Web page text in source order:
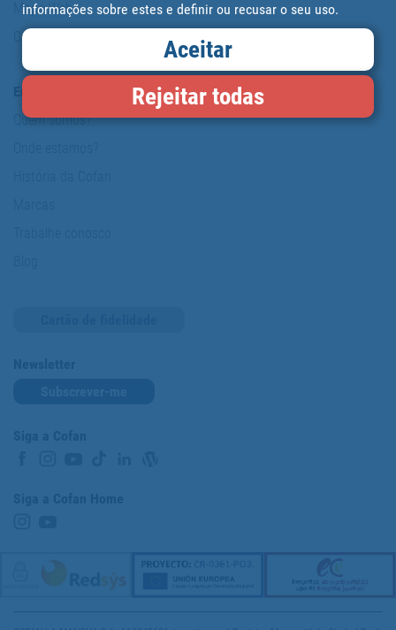
Mapa Web
Cookies
Quem somos?
informações sobre estes e definir ou recusar o seu uso.
Aceitar
Rejeitar todas